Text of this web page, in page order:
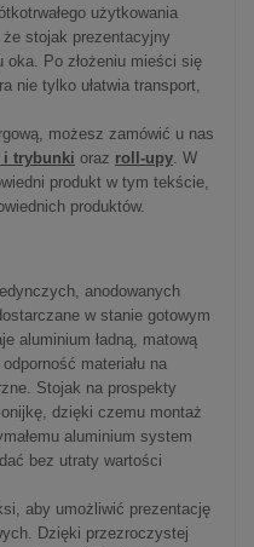
użytkowania
stojak prezentacyjny
oka. Po złożeniu mieści się
nie tylko ułatwia transport,
możesz zamówić u nas
i trybunki oraz roll-upy. W
produkt w tym tekście,
produktów.
anodowanych
w stanie gotowym
aluminium ładną, matową
materiału na
Stojak na prospekty
dzięki czemu montaż
aluminium system
bez utraty wartości
aby umożliwić prezentację
Dzięki przezroczystej